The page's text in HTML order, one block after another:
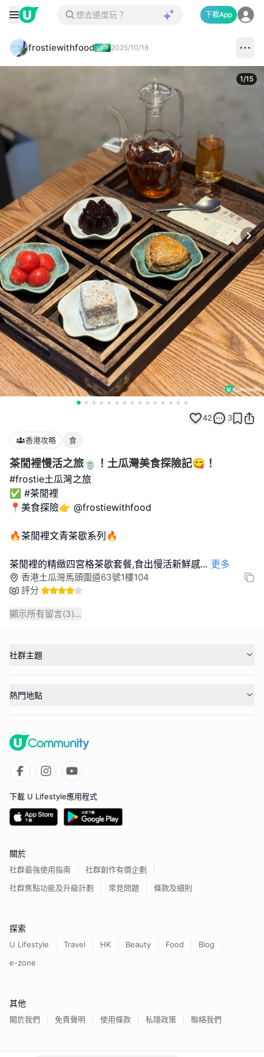
下載App
frostiewithfood 2025/10/18
1/15
42 3
香港攻略 食
茶閒裡慢活之旅🍵！土瓜灣美食探險記😋！
#frostie土瓜灣之旅
✅ #茶閒裡
📍美食探險👉 @frostiewithfood
🔥茶閒裡文青茶歇系列🔥
茶閒裡的精緻四宮格茶歇套餐,食出慢活新鮮感... 更多
香港土瓜灣馬頭圍道63號1樓104
評分
顯示所有留言(3)...
社群主題
熱門地點
下載 U Lifestyle應用程式
關於
社群最強使用指南
社群創作有價企劃
社群焦點功能及升級計劃
常見問題 條款及細則
探索
U Lifestyle Travel HK Beauty Food
Blog
e-zone
其他
關於我們 免責聲明 使用條款 私隱政策 聯絡我們